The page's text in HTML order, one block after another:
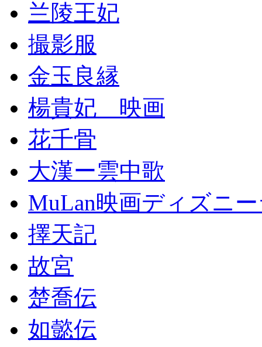
兰陵王妃
撮影服
金玉良縁
楊貴妃 映画
花千骨
大漢ー雲中歌
MuLan映画ディズニ
擇天記
故宮
楚喬伝
如懿伝